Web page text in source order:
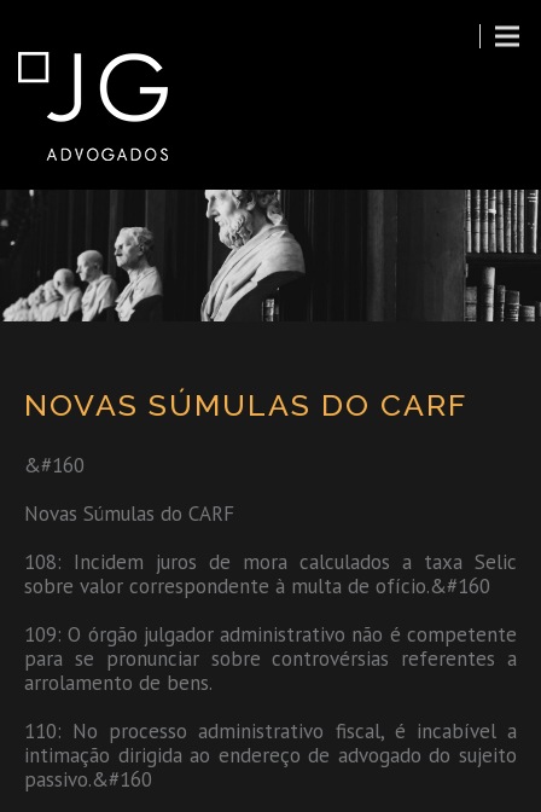
NOVAS SÚMULAS DO CARF
&#160
Novas Súmulas do CARF
108: Incidem juros de mora calculados a taxa Selic
sobre valor correspondente à multa de ofício.&#160
109: O órgão julgador administrativo não é competente
para se pronunciar sobre controvérsias referentes a
arrolamento de bens.
110: No processo administrativo fiscal, é incabível a
intimação dirigida ao endereço de advogado do sujeito
passivo.&#160